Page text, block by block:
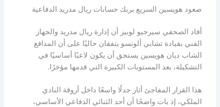
صعود هويسين السريع يربك حسابات ريال مدريد الدفاعية
أفاد الصحفي سيرجيو لوبيز أن إدارة ريال مدريد والجهاز
الفني بقيادة تشابي ألونسو يتفقان حاليًا على أن المدافع
الشاب ديان هويسين يستحق أن يكون لاعبًا أساسيًا في
التشكيلة، بعد المستويات الكبيرة التي قدمها مؤخرًا.
هذا القرار المفاجئ أثار جدلًا واسعًا داخل أروقة النادي
الملكي، إذ بات واضحًا أن أحد الثنائي الدفاعي الأساسي،